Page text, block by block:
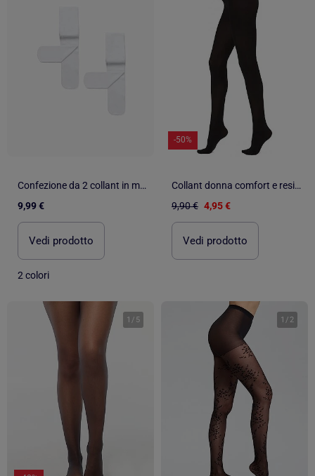
Confezione da 2 collant in microfibra 40den
9,99 €
Vedi prodotto
2 colori
-50%
Collant donna comfort e resistenza DIAMANTINO
9,90 € 4,95 €
Vedi prodotto
1 / 5 1 / 2